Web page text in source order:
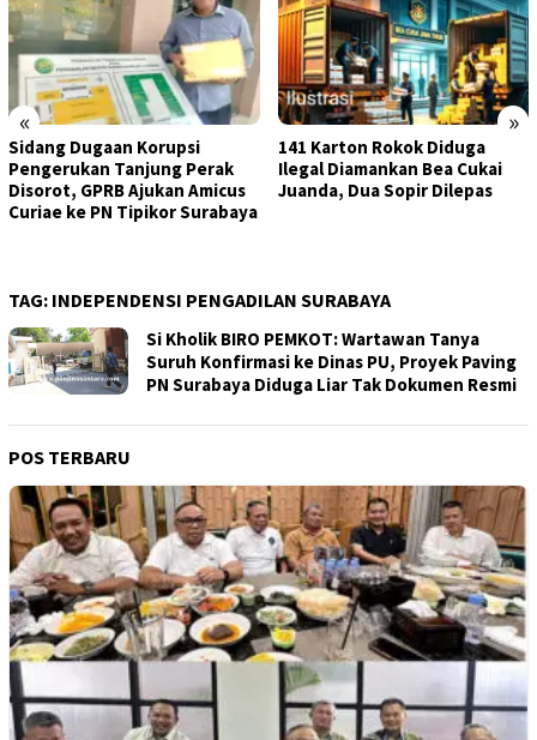
« »
Sidang Dugaan Korupsi
Pengerukan Tanjung Perak
Disorot, GPRB Ajukan Amicus
Curiae ke PN Tipikor Surabaya
141 Karton Rokok Diduga
Ilegal Diamankan Bea Cukai
Juanda, Dua Sopir Dilepas
TAG: INDEPENDENSI PENGADILAN SURABAYA
Si Kholik BIRO PEMKOT: Wartawan Tanya
Suruh Konfirmasi ke Dinas PU, Proyek Paving
PN Surabaya Diduga Liar Tak Dokumen Resmi
POS TERBARU